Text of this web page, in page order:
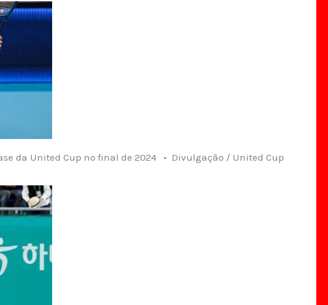
da United Cup no final de 2024 • Divulgação / United Cup